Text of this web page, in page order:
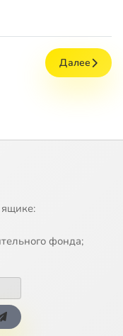
Далее
фонда;